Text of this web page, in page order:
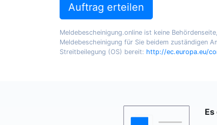
Auftrag erteilen
Meldebescheinigung.online ist keine
Meldebescheinigung für Sie beidem zuständigen
Streitbeilegung (OS) bereit: http://ec.europa.eu/